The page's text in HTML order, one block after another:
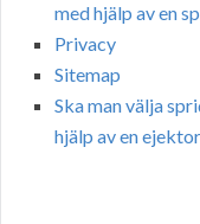
med hjälp av en
Privacy
Sitemap
Ska man välja
hjälp av en